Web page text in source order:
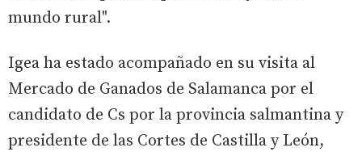
mundo rural".
Igea ha estado acompañado en su visita al
Mercado de Ganados de Salamanca por el
candidato de Cs por la provincia salmantina y
presidente de las Cortes de Castilla y León,